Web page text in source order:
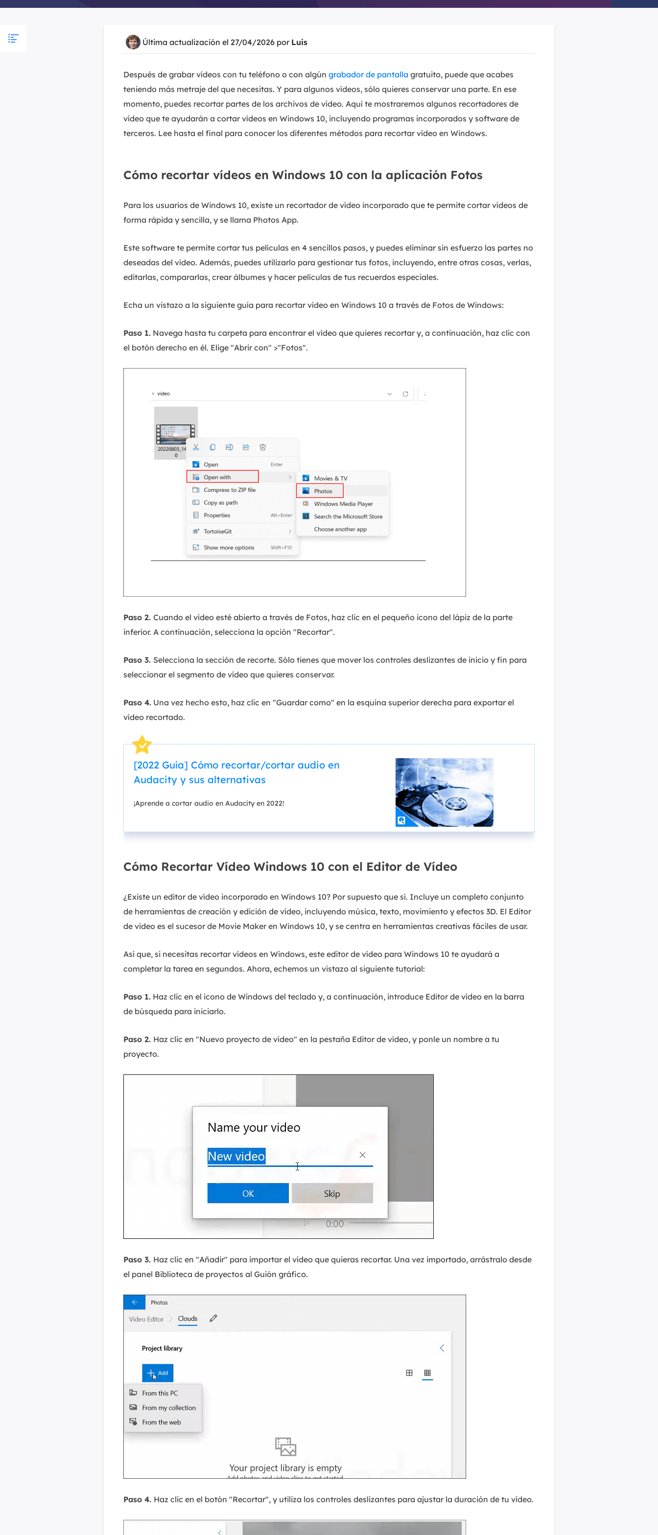
Última actualización el 27/04/2026 por Luis
Después de grabar vídeos con tu teléfono o con algún grabador de pantalla gratuito, puede que acabes
teniendo más metraje del que necesitas. Y para algunos vídeos, sólo quieres conservar una parte. En ese
momento, puedes recortar partes de los archivos de vídeo. Aquí te mostraremos algunos recortadores de
vídeo que te ayudarán a cortar vídeos en Windows 10, incluyendo programas incorporados y software de
terceros. Lee hasta el final para conocer los diferentes métodos para recortar vídeo en Windows.
Cómo recortar vídeos en Windows 10 con la aplicación Fotos
Para los usuarios de Windows 10, existe un recortador de vídeo incorporado que te permite cortar vídeos de
forma rápida y sencilla, y se llama Photos App.
Este software te permite cortar tus películas en 4 sencillos pasos, y puedes eliminar sin esfuerzo las partes no
deseadas del vídeo. Además, puedes utilizarlo para gestionar tus fotos, incluyendo, entre otras cosas, verlas,
editarlas, compararlas, crear álbumes y hacer películas de tus recuerdos especiales.
Echa un vistazo a la siguiente guía para recortar vídeo en Windows 10 a través de Fotos de Windows:
Paso 1. Navega hasta tu carpeta para encontrar el vídeo que quieres recortar y, a continuación, haz clic con
el botón derecho en él. Elige "Abrir con" >"Fotos".
Paso 2. Cuando el vídeo esté abierto a través de Fotos, haz clic en el pequeño icono del lápiz de la parte
inferior. A continuación, selecciona la opción "Recortar".
Paso 3. Selecciona la sección de recorte. Sólo tienes que mover los controles deslizantes de inicio y fin para
seleccionar el segmento de vídeo que quieres conservar.
Paso 4. Una vez hecho esto, haz clic en "Guardar como" en la esquina superior derecha para exportar el
vídeo recortado.
[2022 Guía] Cómo recortar/cortar audio en
Audacity y sus alternativas
¡Aprende a cortar audio en Audacity en 2022!
Cómo Recortar Vídeo Windows 10 con el Editor de Vídeo
¿Existe un editor de vídeo incorporado en Windows 10? Por supuesto que sí. Incluye un completo conjunto
de herramientas de creación y edición de vídeo, incluyendo música, texto, movimiento y efectos 3D. El Editor
de vídeo es el sucesor de Movie Maker en Windows 10, y se centra en herramientas creativas fáciles de usar.
Así que, si necesitas recortar vídeos en Windows, este editor de vídeo para Windows 10 te ayudará a
completar la tarea en segundos. Ahora, echemos un vistazo al siguiente tutorial:
Paso 1. Haz clic en el icono de Windows del teclado y, a continuación, introduce Editor de vídeo en la barra
de búsqueda para iniciarlo.
Paso 2. Haz clic en "Nuevo proyecto de vídeo" en la pestaña Editor de vídeo, y ponle un nombre a tu
proyecto.
Paso 3. Haz clic en "Añadir" para importar el vídeo que quieras recortar. Una vez importado, arrástralo desde
el panel Biblioteca de proyectos al Guión gráfico.
Paso 4. Haz clic en el botón "Recortar", y utiliza los controles deslizantes para ajustar la duración de tu vídeo.